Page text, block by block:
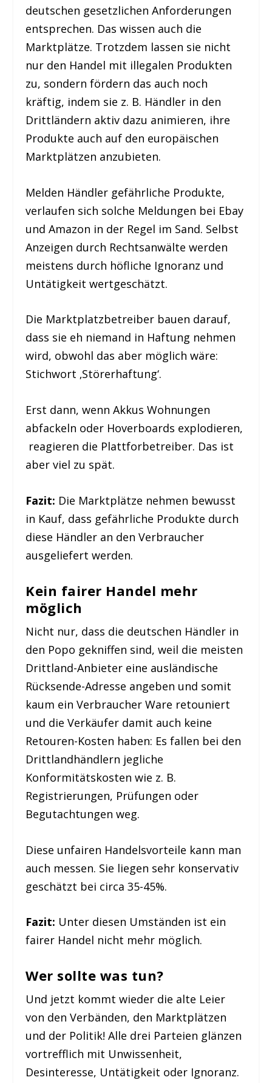
deutschen gesetzlichen Anforderungen
entsprechen. Das wissen auch die
Marktplätze. Trotzdem lassen sie nicht
nur den Handel mit illegalen Produkten
zu, sondern fördern das auch noch
kräftig, indem sie z. B. Händler in den
Drittländern aktiv dazu animieren, ihre
Produkte auch auf den europäischen
Marktplätzen anzubieten.
Melden Händler gefährliche Produkte,
verlaufen sich solche Meldungen bei Ebay
und Amazon in der Regel im Sand. Selbst
Anzeigen durch Rechtsanwälte werden
meistens durch höfliche Ignoranz und
Untätigkeit wertgeschätzt.
Die Marktplatzbetreiber bauen darauf,
dass sie eh niemand in Haftung nehmen
wird, obwohl das aber möglich wäre:
Stichwort ‚Störerhaftung‘.
Erst dann, wenn Akkus Wohnungen
abfackeln oder Hoverboards explodieren,
reagieren die Plattforbetreiber. Das ist
aber viel zu spät.
Fazit: Die Marktplätze nehmen bewusst
in Kauf, dass gefährliche Produkte durch
diese Händler an den Verbraucher
ausgeliefert werden.
Kein fairer Handel mehr
möglich
Nicht nur, dass die deutschen Händler in
den Popo gekniffen sind, weil die meisten
Drittland-Anbieter eine ausländische
Rücksende-Adresse angeben und somit
kaum ein Verbraucher Ware retouniert
und die Verkäufer damit auch keine
Retouren-Kosten haben: Es fallen bei den
Drittlandhändlern jegliche
Konformitätskosten wie z. B.
Registrierungen, Prüfungen oder
Begutachtungen weg.
Diese unfairen Handelsvorteile kann man
auch messen. Sie liegen sehr konservativ
geschätzt bei circa 35-45%.
Fazit: Unter diesen Umständen ist ein
fairer Handel nicht mehr möglich.
Wer sollte was tun?
Und jetzt kommt wieder die alte Leier
von den Verbänden, den Marktplätzen
und der Politik! Alle drei Parteien glänzen
vortrefflich mit Unwissenheit,
Desinteresse, Untätigkeit oder Ignoranz.